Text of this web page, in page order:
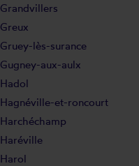
Grandvillers
Greux
Gruey-lès-surance
Gugney-aux-aulx
Hadol
Hagnéville-et-roncourt
Harchéchamp
Haréville
Harol